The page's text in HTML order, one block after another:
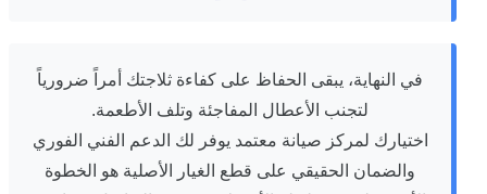
في النهاية، يبقى الحفاظ على كفاءة ثلاجتك أمراً ضرورياً
لتجنب الأعطال المفاجئة وتلف الأطعمة.
اختيارك لمركز صيانة معتمد يوفر لك الدعم الفني الفوري
والضمان الحقيقي على قطع الغيار الأصلية هو الخطوة